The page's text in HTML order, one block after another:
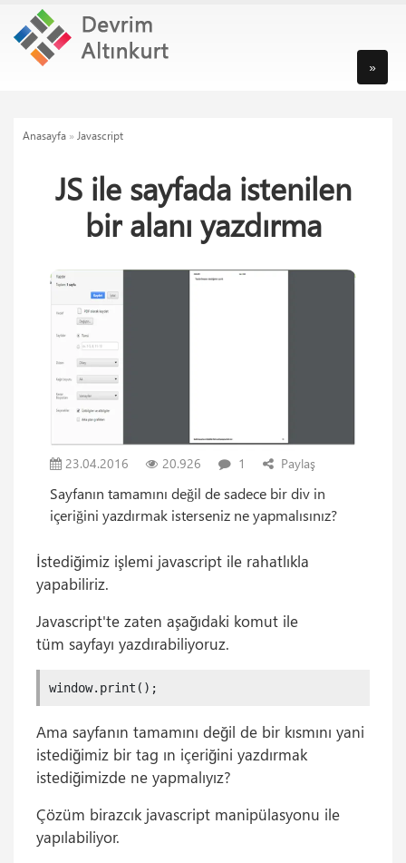
»
Anasayfa » Javascript
JS ile sayfada istenilen
bir alanı yazdırma
23.04.2016 20.926 1 Paylaş
Sayfanın tamamını değil de sadece bir div in
içeriğini yazdırmak isterseniz ne yapmalısınız?
İstediğimiz işlemi javascript ile rahatlıkla
yapabiliriz.
Javascript'te zaten aşağıdaki komut ile
tüm sayfayı yazdırabiliyoruz.
window.print();
Ama sayfanın tamamını değil de bir kısmını yani
istediğimiz bir tag ın içeriğini yazdırmak
istediğimizde ne yapmalıyız?
Çözüm birazcık javascript manipülasyonu ile
yapılabiliyor.